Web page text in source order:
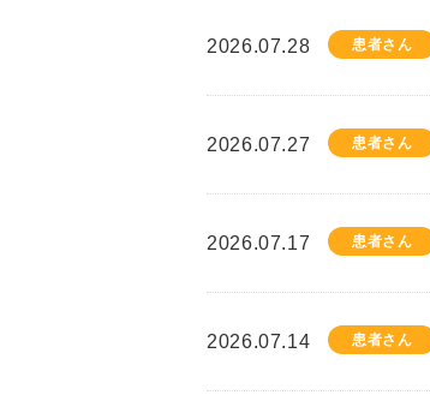
2026.07.28 患者さん
2026.07.27 患者さん
2026.07.17 患者さん
2026.07.14 患者さん